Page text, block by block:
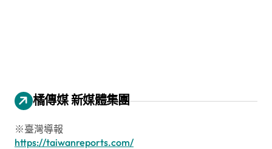
橘傳媒 新媒體集團
※臺灣導報
https://taiwanreports.com/